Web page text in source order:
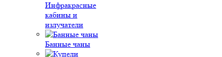
Инфракрасные
кабины и
излучатели
Банные чаны